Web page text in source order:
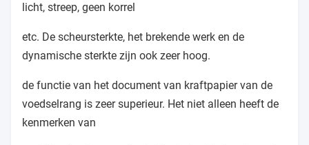
licht, streep, geen korrel
etc. De scheursterkte, het brekende werk en de
dynamische sterkte zijn ook zeer hoog.
de functie van het document van kraftpapier van de
voedselrang is zeer superieur. Het niet alleen heeft de
kenmerken van